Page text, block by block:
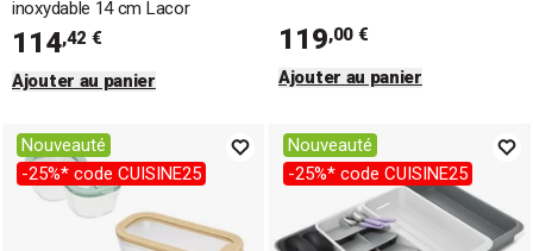
inoxydable 14 cm Lacor
114,42 €
Ajouter au panier
119,00 €
Ajouter au panier
Nouveauté
-25%* code CUISINE25
Nouveauté
-25%* code CUISINE25